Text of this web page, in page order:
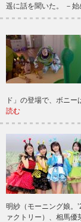
遥に話を聞いた。 －
ド」の登場で、ボニ
読む
明紗（モーニング娘。
ァクトリー）、相馬